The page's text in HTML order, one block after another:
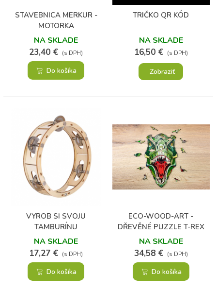
STAVEBNICA MERKUR -
MOTORKA
NA SKLADE
23,40 € (s DPH)
Do košíka
TRIČKO QR KÓD
NA SKLADE
16,50 € (s DPH)
Zobraziť
VYROB SI SVOJU
TAMBURÍNU
NA SKLADE
17,27 € (s DPH)
Do košíka
ECO-WOOD-ART -
DŘEVĚNÉ PUZZLE T-REX
NA SKLADE
34,58 € (s DPH)
Do košíka